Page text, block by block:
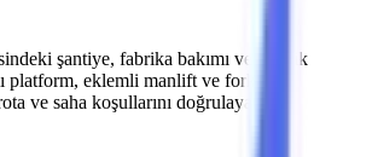
şantiye, fabrika bakımı ve lojistik
platform, eklemli manlift ve forklift
ve saha koşullarını doğrulayarak